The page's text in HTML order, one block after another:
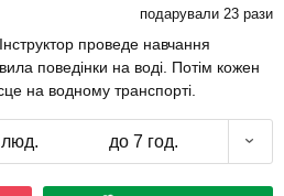
подарували 23 рази
проведе навчання
поведінки на воді. Потім кожен
на водному транспорті.
до 7 год.